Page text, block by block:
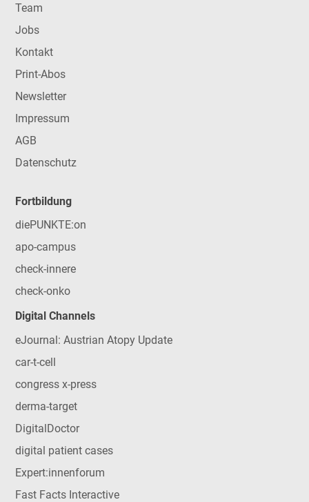
Team
Jobs
Kontakt
Print-Abos
Newsletter
Impressum
AGB
Datenschutz
Fortbildung
diePUNKTE:on
apo-campus
check-innere
check-onko
Digital Channels
eJournal: Austrian Atopy Update
car-t-cell
congress x-press
derma-target
DigitalDoctor
digital patient cases
Expert:innenforum
Fast Facts Interactive